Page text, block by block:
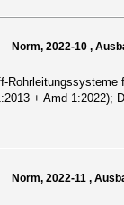
Norm, 2022-10 ,
Rohrleitungssysteme
+ Amd 1:2022);
Norm, 2022-11 ,